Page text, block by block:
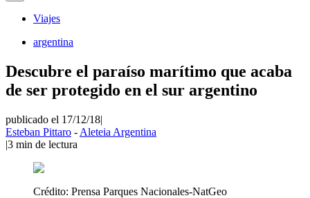
Viajes
argentina
Descubre el paraíso marítimo que acaba
de ser protegido en el sur argentino
publicado el 17/12/18|
Esteban Pittaro - Aleteia Argentina
|3 min de lectura
Crédito: Prensa Parques Nacionales-NatGeo